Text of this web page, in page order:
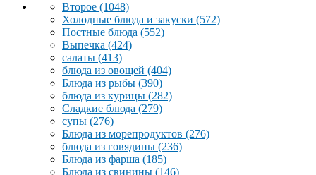
Второе (1048)
Холодные блюда и закуски (572)
Постные блюда (552)
Выпечка (424)
салаты (413)
блюда из овощей (404)
Блюда из рыбы (390)
блюда из курицы (282)
Сладкие блюда (279)
супы (276)
Блюда из морепродуктов (276)
блюда из говядины (236)
Блюда из фарша (185)
Блюда из свинины (146)